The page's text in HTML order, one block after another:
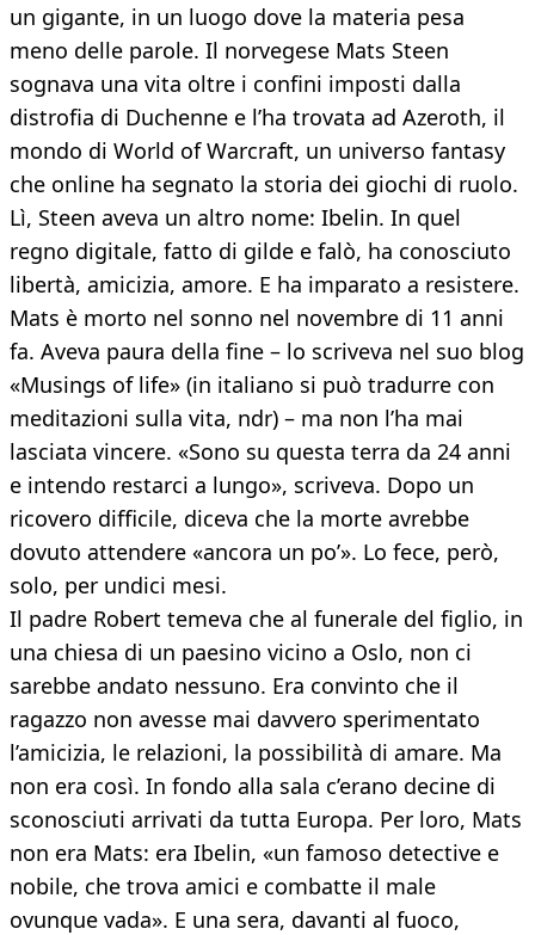
un gigante, in un luogo dove la materia pesa
meno delle parole. Il norvegese Mats Steen
sognava una vita oltre i confini imposti dalla
distrofia di Duchenne e l’ha trovata ad Azeroth, il
mondo di World of Warcraft, un universo fantasy
che online ha segnato la storia dei giochi di ruolo.
Lì, Steen aveva un altro nome: Ibelin. In quel
regno digitale, fatto di gilde e falò, ha conosciuto
libertà, amicizia, amore. E ha imparato a resistere.
Mats è morto nel sonno nel novembre di 11 anni
fa. Aveva paura della fine – lo scriveva nel suo blog
«Musings of life» (in italiano si può tradurre con
meditazioni sulla vita, ndr) – ma non l’ha mai
lasciata vincere. «Sono su questa terra da 24 anni
e intendo restarci a lungo», scriveva. Dopo un
ricovero difficile, diceva che la morte avrebbe
dovuto attendere «ancora un po’». Lo fece, però,
solo, per undici mesi.
Il padre Robert temeva che al funerale del figlio, in
una chiesa di un paesino vicino a Oslo, non ci
sarebbe andato nessuno. Era convinto che il
ragazzo non avesse mai davvero sperimentato
l’amicizia, le relazioni, la possibilità di amare. Ma
non era così. In fondo alla sala c’erano decine di
sconosciuti arrivati da tutta Europa. Per loro, Mats
non era Mats: era Ibelin, «un famoso detective e
nobile, che trova amici e combatte il male
ovunque vada». E una sera, davanti al fuoco,